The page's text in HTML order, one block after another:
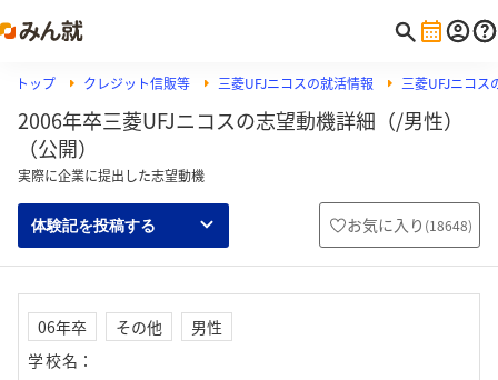
トップ クレジット信販等 三菱UFJニコスの就活情報 三菱UFJニコス
2006年卒三菱UFJニコスの志望動機詳細（/男性）
（公開）
実際に企業に提出した志望動機
体験記を投稿する お気に入り (18648)
06年卒 その他
男性
学校名 ：